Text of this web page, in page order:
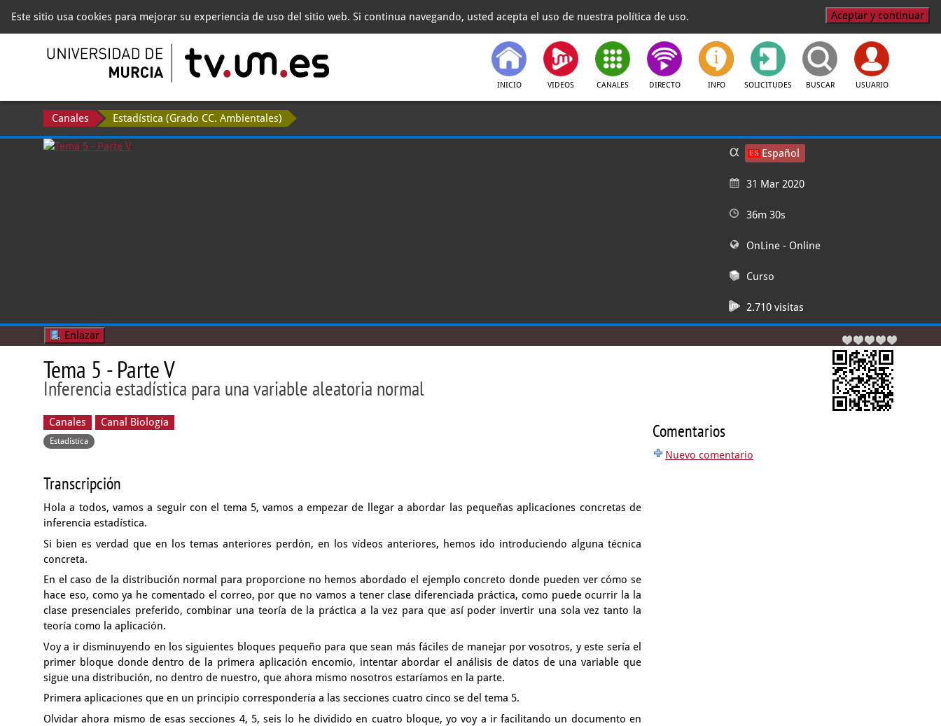
Este sitio usa cookies para mejorar su experiencia de uso del sitio web. Si continua navegando, usted acepta el uso de nuestra política de uso. Aceptar y continuar
INICIO VIDEOS CANALES DIRECTO INFO SOLICITUDES BUSCAR USUARIO
Canales Estadística (Grado CC. Ambientales)
Español
31 Mar 2020
36m 30s
OnLine - Online
Curso
2.710 visitas
Enlazar
Tema 5 - Parte V
Inferencia estadística para una variable aleatoria normal
Canales Canal Biología
Estadística
Transcripción
Hola a todos, vamos a seguir con el tema 5,vamos a empezar de llegar a abordar las pequeñas aplicaciones concretasde
inferencia estadística.
Si bien es verdad que en los temas anteriores perdón, en los vídeos anteriores, hemos ido introduciendo alguna técnica
concreta.
En el caso de la distribución normal para proporcione no hemos abordado el ejemplo concretodonde pueden ver cómo se
hace eso, como ya he comentado el correo, por que no vamos a tener clase diferenciada práctica, como puede ocurrir la la
clase presenciales preferido,combinar una teoría de la práctica a la vez para que así poder invertir una sola veztanto la
teoría como la aplicación.
Voy a ir disminuyendo en los siguientes bloques pequeño para que sean más fáciles de manejar por vosotros, y este sería el
primer bloque donde dentro de la primera aplicación encomio, intentar abordar el análisis de datos de una variable que
sigue una distribución, no dentro de nuestro, que ahora mismo nosotros estaríamos en la parte.
Primera aplicaciones que en un principio correspondería a las secciones cuatro cinco se del tema 5.
Olvidar ahora mismo de esas secciones 4, 5, seis lo he dividido en cuatro bloque,yo voy a ir facilitando un documento en
Comentarios
Nuevo comentario